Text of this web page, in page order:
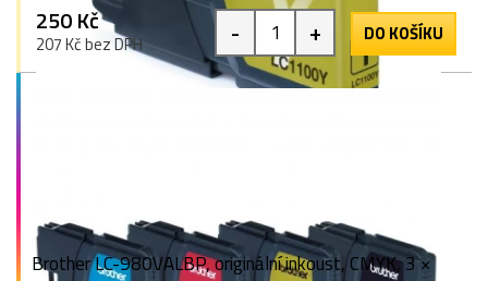
250 Kč
207 Kč bez DPH - + DO KOŠÍKU
Brother LC-980VALBP, originální inkoust, CMYK, 3 ×